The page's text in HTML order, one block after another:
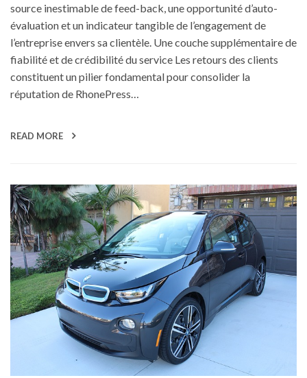
source inestimable de feed-back, une opportunité d’auto-
évaluation et un indicateur tangible de l’engagement de
l’entreprise envers sa clientèle. Une couche supplémentaire de
fiabilité et de crédibilité du service Les retours des clients
constituent un pilier fondamental pour consolider la
réputation de RhonePress…
READ MORE